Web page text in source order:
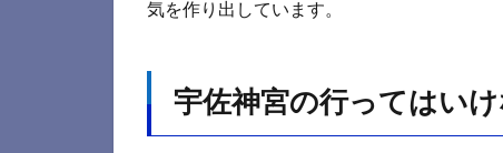
気を作り出しています。
宇佐神宮の行ってはい